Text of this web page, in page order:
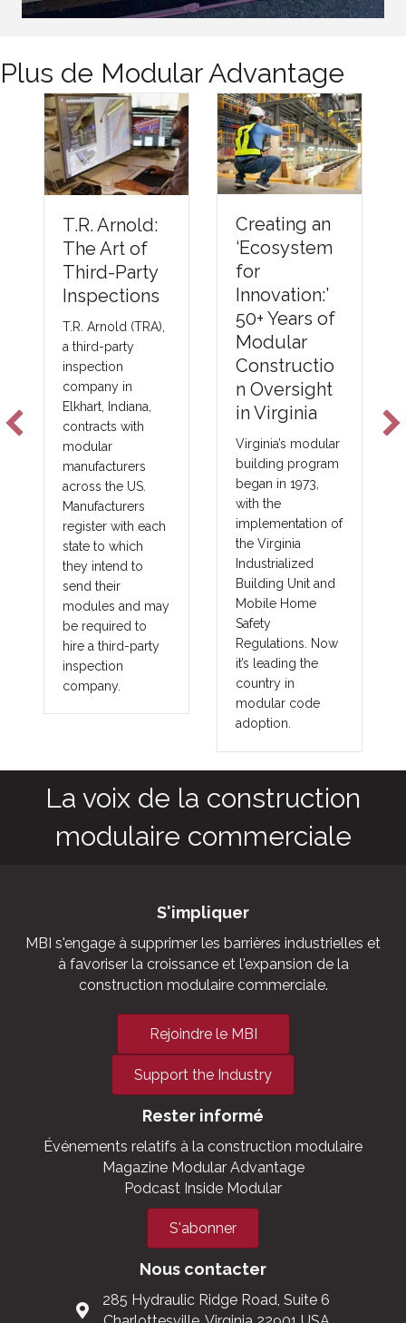
Plus de Modular Advantage
Creating an
‘Ecosystem
for
Innovation:’
50+ Years of
Modular
Constructio
n Oversight
in Virginia
Virginia’s modular
building program
began in 1973,
with the
implementation of
the Virginia
Industrialized
Building Unit and
Mobile Home
Safety
Regulations. Now
it’s leading the
country in
Understandi
ng Thermal
Barriers
Compliance
Methods &
Emerging
NFPA-275
Foam Plastic
Technologie
s
New fire barrier
technologies are
improving total
costs and margins
in major areas of
construction, such
as commercial,
government,
union and
prevailing wage
projects. These
benefits translate
into other large
fringe areas, such
commercial cold
storage facilities,
grow houses,
outbuildings,
military and
La voix de la construction
modulaire commerciale
S'impliquer
MBI s'engage à supprimer les barrières industrielles et
à favoriser la croissance et l'expansion de la
Rejoindre le MBI
Support the Industry
Rester informé
Événements relatifs à la construction modulaire
Magazine Modular Advantage